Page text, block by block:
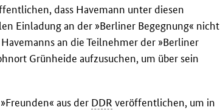
dass Havemann unter diesen
Einladung an der »Berliner Begegnung« nicht
an die Teilnehmer der »Berliner
Grünheide aufzusuchen, um über sein
aus der DDR veröffentlichen, um in